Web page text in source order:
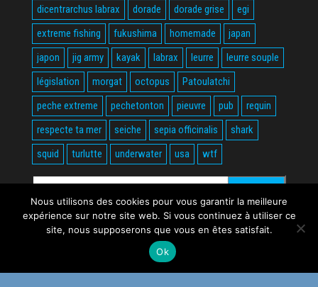
dicentrarchus labrax
dorade dorade grise
egi
extreme fishing
fukushima homemade
japan
japon
jig army kayak labrax leurre
leurre souple
législation
morgat octopus
Patoulatchi
peche extreme
pechetonton pieuvre pub
requin
respecte ta mer
seiche sepia officinalis
shark
squid
turlutte underwater usa wtf
Rechercher :
WordPress
Nous utilisons des cookies pour vous garantir la meilleure
expérience sur notre site web. Si vous continuez à utiliser ce
site, nous supposerons que vous en êtes satisfait.
Ok